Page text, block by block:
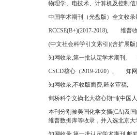
物理学、电技术、计算机及控制信
中国学术期刊（光盘版）全文收录
RCCSE(B+)(2017-2018),
维普
(中文社会科学引文索引)(含扩展
知网收录,第一批认定学术期刊,
CSCD核心（2019-2020）,
知
知网收录,不收版面费,匿名审稿,
剑桥科学文摘北大核心期刊(中国
本刊分别被美国化学文摘(CA)及
维普数据库等收录，并入选北京